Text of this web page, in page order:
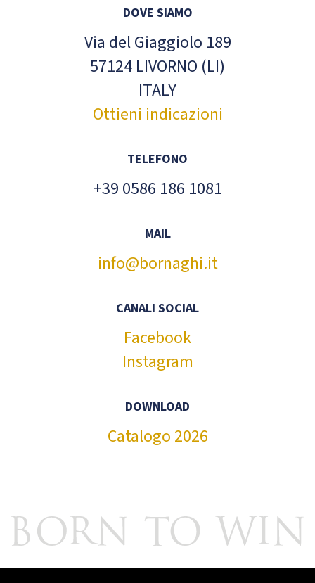
DOVE SIAMO
Via del Giaggiolo 189
57124 LIVORNO (LI)
ITALY
Ottieni indicazioni
TELEFONO
+39 0586 186 1081
MAIL
info@bornaghi.it
CANALI SOCIAL
Facebook
Instagram
DOWNLOAD
Catalogo 2026